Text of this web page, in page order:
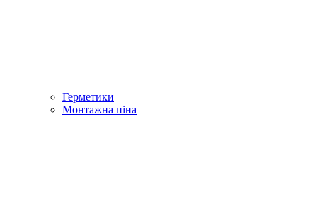
Герметики
Монтажна піна